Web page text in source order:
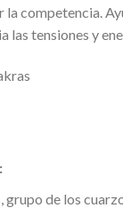
competencia.
las tensiones y
de los